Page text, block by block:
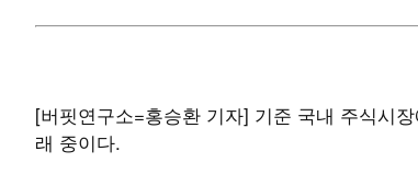
[버핏연구소=홍승환 기자] 기준 국내 주식시
래 중이다.